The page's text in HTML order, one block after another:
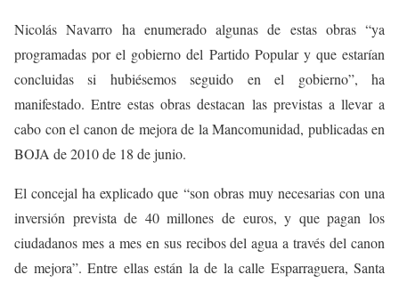
Nicolás Navarro ha enumerado algunas de estas obras “ya
programadas por el gobierno del Partido Popular y que estarían
concluidas si hubiésemos seguido en el gobierno”, ha
manifestado. Entre estas obras destacan las previstas a llevar a
cabo con el canon de mejora de la Mancomunidad, publicadas en
BOJA de 2010 de 18 de junio.
El concejal ha explicado que “son obras muy necesarias con una
inversión prevista de 40 millones de euros, y que pagan los
ciudadanos mes a mes en sus recibos del agua a través del canon
de mejora”. Entre ellas están la de la calle Esparraguera, Santa